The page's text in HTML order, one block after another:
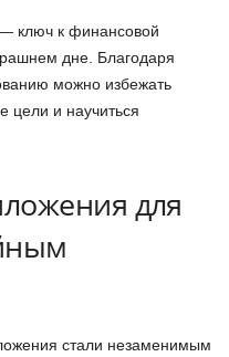
ключ к финансовой
дне. Благодаря
можно избежать
цели и научиться
для
стали незаменимым